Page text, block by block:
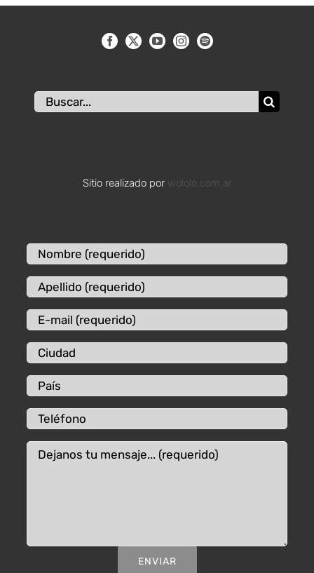
Buscar:
Sitio realizado por wololo.com.ar